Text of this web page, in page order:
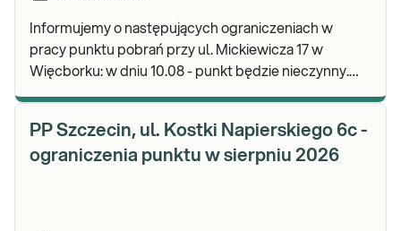
Informujemy o następujących ograniczeniach w
pracy punktu pobrań przy ul. Mickiewicza 17 w
Więcborku: w dniu 10.08 - punkt będzie nieczynny.
PP Szczecin, ul. Kostki Napierskiego 6c -
ograniczenia punktu w sierpniu 2026